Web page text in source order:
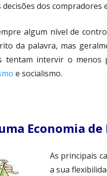
dos compradores
algum nível de
da palavra, mas
tentam intervir o menos
e socialismo.
Economia de
As principais
a sua